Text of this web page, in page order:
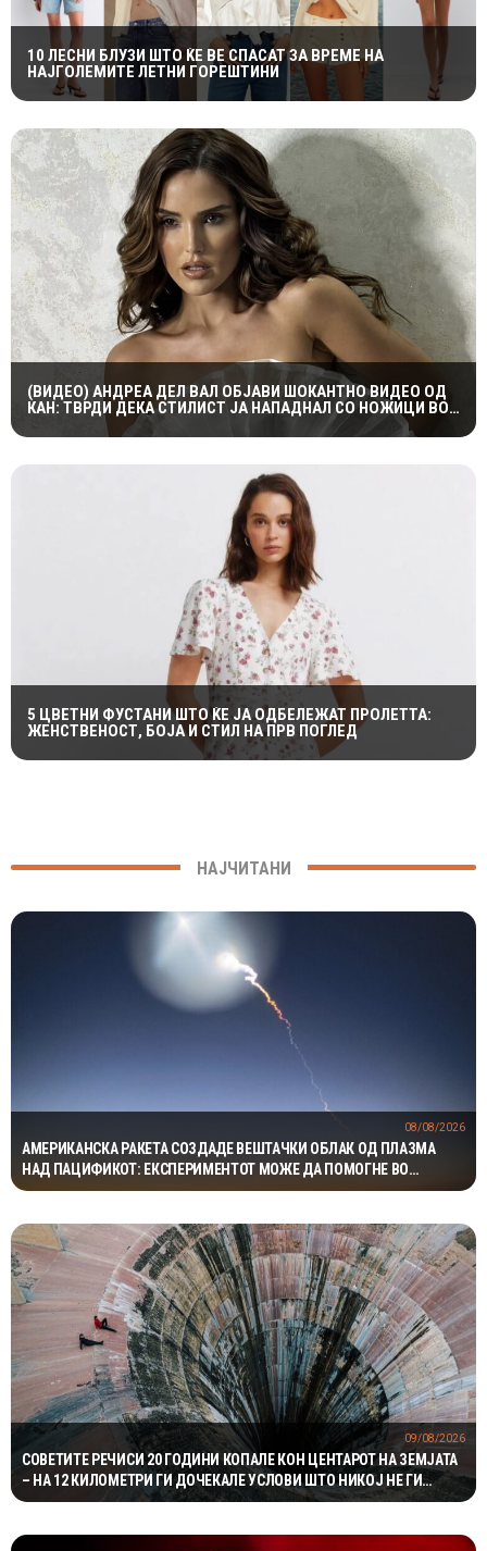
10 ЛЕСНИ БЛУЗИ ШТО ЌЕ ВЕ СПАСАТ ЗА ВРЕМЕ НА
НАЈГОЛЕМИТЕ ЛЕТНИ ГОРЕШТИНИ
(ВИДЕО) АНДРЕА ДЕЛ ВАЛ ОБЈАВИ ШОКАНТНО ВИДЕО ОД
КАН: ТВРДИ ДЕКА СТИЛИСТ ЈА НАПАДНАЛ СО НОЖИЦИ ВО
ХОТЕЛСКА СОБА
5 ЦВЕТНИ ФУСТАНИ ШТО ЌЕ ЈА ОДБЕЛЕЖАТ ПРОЛЕТТА:
ЖЕНСТВЕНОСТ, БОЈА И СТИЛ НА ПРВ ПОГЛЕД
НАЈЧИТАНИ
АМЕРИКАНСКА РАКЕТА СОЗДАДЕ ВЕШТАЧКИ ОБЛАК ОД ПЛАЗМА
НАД ПАЦИФИКОТ: ЕКСПЕРИМЕНТОТ МОЖЕ ДА ПОМОГНЕ ВО
ЗАШТИТАТА НА САТЕЛИТИТЕ
08/08/2026
СОВЕТИТЕ РЕЧИСИ 20 ГОДИНИ КОПАЛЕ КОН ЦЕНТАРОТ НА ЗЕМЈАТА
– НА 12 КИЛОМЕТРИ ГИ ДОЧЕКАЛЕ УСЛОВИ ШТО НИКОЈ НЕ ГИ
ОЧЕКУВАЛ
09/08/2026